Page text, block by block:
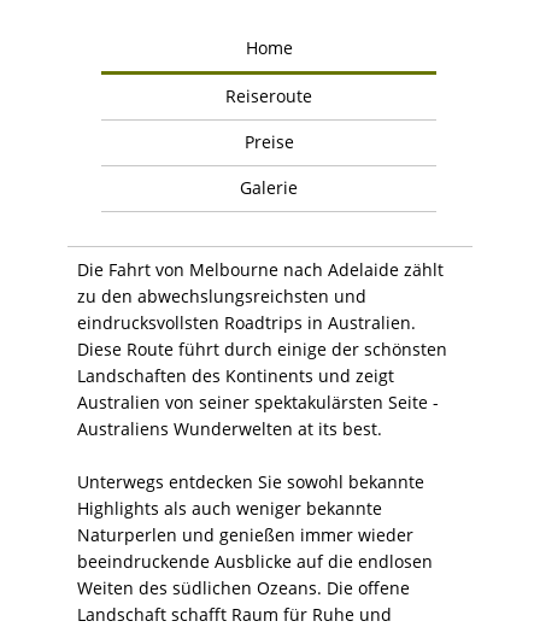
Home
Reiseroute
Preise
Galerie
Die Fahrt von Melbourne nach Adelaide zählt
zu den abwechslungsreichsten und
eindrucksvollsten Roadtrips in Australien.
Diese Route führt durch einige der schönsten
Landschaften des Kontinents und zeigt
Australien von seiner spektakulärsten Seite -
Australiens Wunderwelten at its best.
Unterwegs entdecken Sie sowohl bekannte
Highlights als auch weniger bekannte
Naturperlen und genießen immer wieder
beeindruckende Ausblicke auf die endlosen
Weiten des südlichen Ozeans. Die offene
Landschaft schafft Raum für Ruhe und